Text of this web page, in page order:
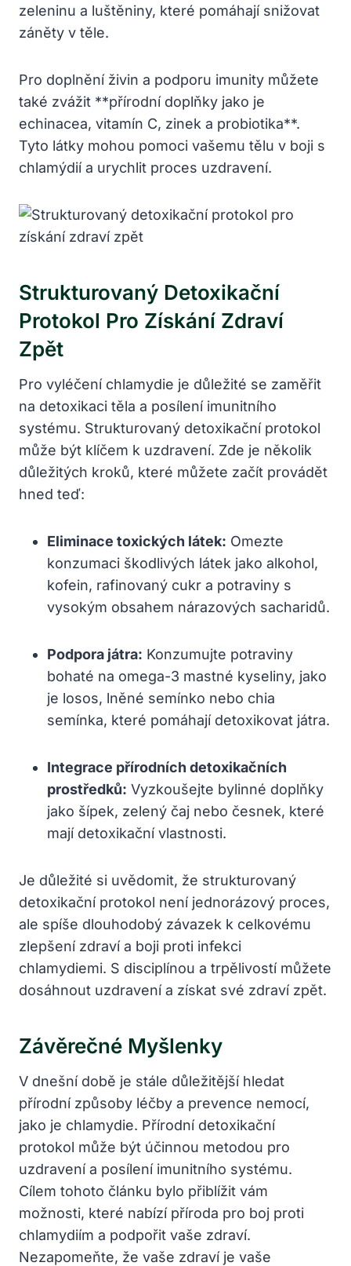
zeleninu ⁤a luštěniny, které pomáhají snižovat
⁢záněty⁤ v⁤ těle.
Pro doplnění živin a podporu ‍imunity můžete
také zvážit **přírodní doplňky jako⁣ je
‌echinacea, ⁣vitamín⁢ C, ⁤zinek a probiotika**.
Tyto látky mohou⁤ pomoci vašemu tělu⁤ v boji s
chlamýdií a urychlit ⁢proces uzdravení.
Strukturovaný Detoxikační
Protokol Pro ⁤získání ‌zdraví
Zpět
Pro vyléčení chlamydie je důležité se zaměřit‌
na detoxikaci těla a⁢ posílení imunitního
systému. Strukturovaný detoxikační protokol
může být klíčem k uzdravení. ​Zde je‍ několik
důležitých kroků, ‍které můžete začít​ provádět
hned teď:
Eliminace toxických látek: Omezte‍
konzumaci škodlivých látek‌ jako ‌alkohol,
kofein, rafinovaný cukr a potraviny ⁤s
vysokým⁣ obsahem nárazových sacharidů.
Podpora játra: Konzumujte​ potraviny‍
bohaté na omega-3⁤ mastné ⁤kyseliny, jako
je⁢ losos, lněné semínko nebo chia‌
semínka,⁤ které pomáhají ⁤detoxikovat játra.
Integrace⁣ přírodních detoxikačních
prostředků: Vyzkoušejte bylinné ‍doplňky
jako šípek, zelený čaj ⁤nebo česnek, které
mají​ detoxikační⁣ vlastnosti.
Je ‍důležité si uvědomit, ⁢že strukturovaný
detoxikační protokol ⁤není jednorázový proces,
ale⁤ spíše dlouhodobý závazek‌ k celkovému
zlepšení zdraví ‌a boji proti​ infekci
chlamydiemi. S disciplínou a trpělivostí můžete
​dosáhnout ‌uzdravení a⁤ získat⁣ své zdraví ⁣zpět.
Závěrečné Myšlenky
V dnešní době ⁤je stále důležitější ‍hledat⁣
přírodní způsoby⁤ léčby a prevence nemocí,
jako je chlamydie. Přírodní detoxikační
protokol může být⁣ účinnou metodou⁣ pro
uzdravení a posílení ⁤imunitního systému.
‌Cílem tohoto článku bylo ​přiblížit vám
možnosti,​ které nabízí příroda pro boj proti
chlamydiím a podpořit vaše zdraví.​
Nezapomeňte,‌ že vaše ⁢zdraví je vaše